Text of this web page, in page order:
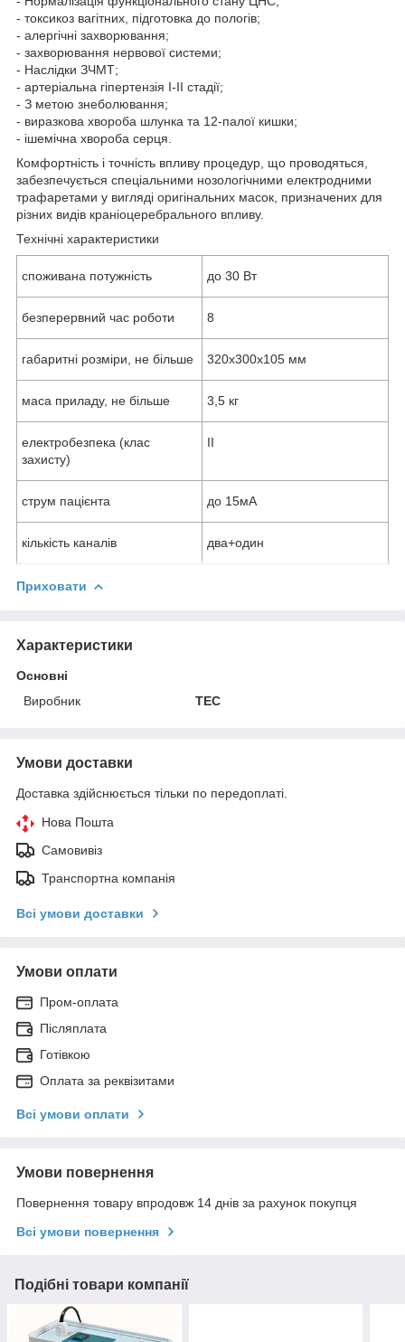
- токсикоз вагітних, підготовка до пологів;
- алергічні захворювання;
- захворювання нервової системи;
- Наслідки ЗЧМТ;
- артеріальна гіпертензія І-ІІ стадії;
- З метою знеболювання;
- виразкова хвороба шлунка та 12-палої кишки;
- ішемічна хвороба серця.
Комфортність і точність впливу процедур, що проводяться,
забезпечується спеціальними нозологічними електродними
трафаретами у вигляді оригінальних масок, призначених для
різних видів краніоцеребрального впливу.
Технічні характеристики
споживана потужність до 30 Вт
безперервний час роботи 8
габаритні розміри, не більше 320х300х105 мм
маса приладу, не більше 3,5 кг
електробезпека (клас
захисту)
II
струм пацієнта до 15мА
кількість каналів два+один
Приховати
Характеристики
Основні
Виробник
ТЕС
Умови доставки
Доставка здійснюється тільки по передоплаті.
Нова Пошта
Самовивіз
Транспортна компанія
Всі умови доставки
Умови оплати
Пром-оплата
Післяплата
Готівкою
Оплата за реквізитами
Всі умови оплати
Умови повернення
Повернення товару впродовж 14 днів за рахунок покупця
Всі умови повернення
Подібні товари компанії